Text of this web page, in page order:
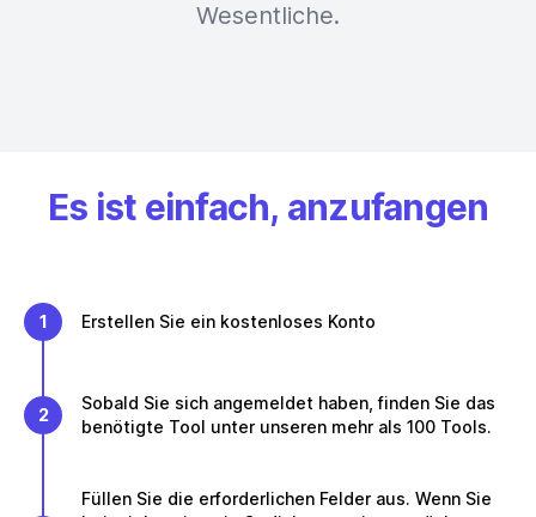
Wesentliche.
Es ist einfach, anzufangen
1 Erstellen Sie ein kostenloses Konto
2
Sobald Sie sich angemeldet haben, finden Sie das
benötigte Tool unter unseren mehr als 100 Tools.
Füllen Sie die erforderlichen Felder aus. Wenn Sie